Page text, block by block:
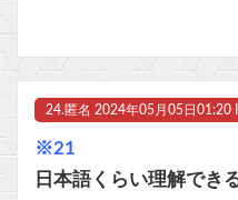
24. 匿名 2024年05月05日01:20
※21
日本語くらい理解でき